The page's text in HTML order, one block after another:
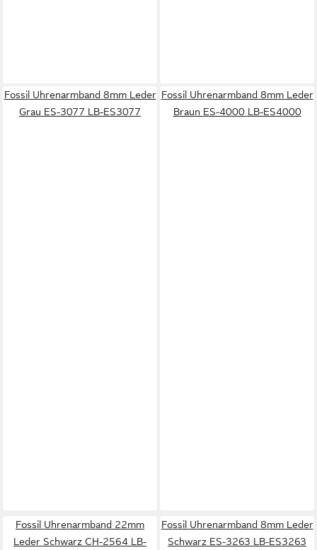
Fossil Uhrenarmband 8mm Leder
Grau ES-3077 LB-ES3077
Fossil Uhrenarmband 8mm Leder
Braun ES-4000 LB-ES4000
Fossil Uhrenarmband 22mm
Leder Schwarz CH-2564 LB-
Fossil Uhrenarmband 8mm Leder
Schwarz ES-3263 LB-ES3263